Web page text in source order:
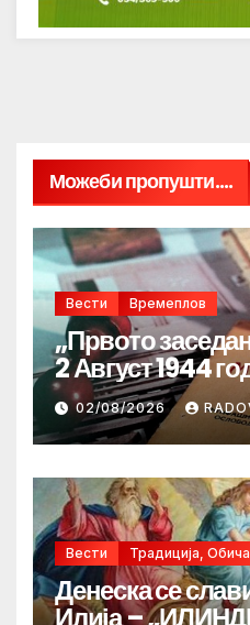
Можеби пропушти....
Вести Времеплов
„Првото
2 Август 1944
02/08/2026
Вести Традиција,
Денеска се